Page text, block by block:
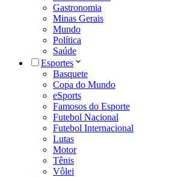
Gastronomia
Minas Gerais
Mundo
Política
Saúde
Esportes
Basquete
Copa do Mundo
eSports
Famosos do Esporte
Futebol Nacional
Futebol Internacional
Lutas
Motor
Tênis
Vôlei